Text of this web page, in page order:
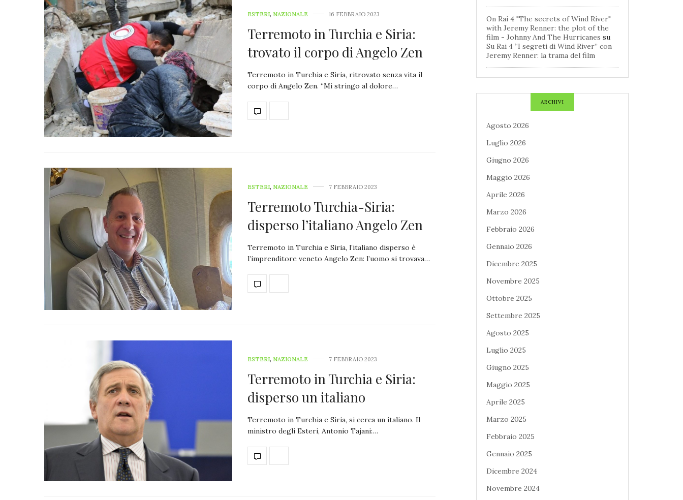
ESTERI, NAZIONALE 16 FEBBRAIO 2023
Terremoto in Turchia e Siria:
trovato il corpo di Angelo Zen
Terremoto in Turchia e Siria, ritrovato senza vita il
corpo di Angelo Zen. “Mi stringo al dolore…
ESTERI, NAZIONALE 7 FEBBRAIO 2023
Terremoto Turchia-Siria:
disperso l’italiano Angelo Zen
Terremoto in Turchia e Siria, l’italiano disperso è
l’imprenditore veneto Angelo Zen: l’uomo si trovava…
ESTERI, NAZIONALE 7 FEBBRAIO 2023
Terremoto in Turchia e Siria:
disperso un italiano
Terremoto in Turchia e Siria, si cerca un italiano. Il
ministro degli Esteri, Antonio Tajani:…
On Rai 4 "The secrets of Wind River"
with Jeremy Renner: the plot of the
film - Johnny And The Hurricanes su
Su Rai 4 “I segreti di Wind River” con
Jeremy Renner: la trama del film
ARCHIVI
Agosto 2026
Luglio 2026
Giugno 2026
Maggio 2026
Aprile 2026
Marzo 2026
Febbraio 2026
Gennaio 2026
Dicembre 2025
Novembre 2025
Ottobre 2025
Settembre 2025
Agosto 2025
Luglio 2025
Giugno 2025
Maggio 2025
Aprile 2025
Marzo 2025
Febbraio 2025
Gennaio 2025
Dicembre 2024
Novembre 2024